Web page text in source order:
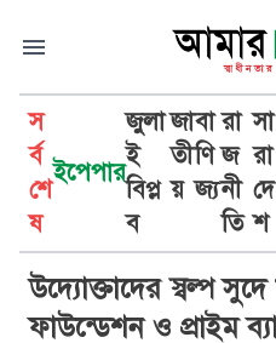
স
র্ব
শে
ষ
ইপেপার
জুলা
ই
বিপ্ল
ব
জা
তী
য়
বা
ণি
জ্য
রা
জ
নী
তি
সা
রা
দে
শ
উদ্যোক্তা
উদ্যোক্তাদের স্বল্প
ফাউন্ডেশন ও প্রাইম